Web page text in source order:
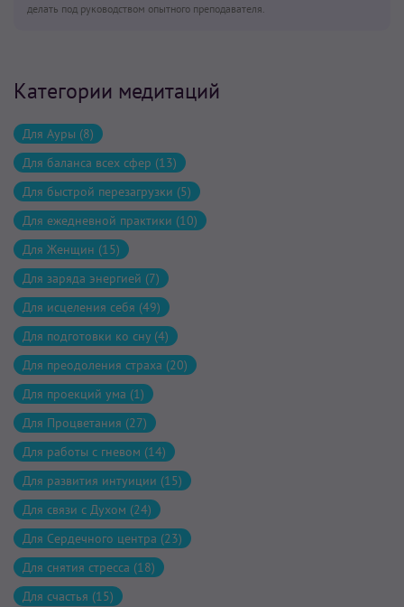
делать под руководством опытного преподавателя.
Категории медитаций
Для Ауры (8)
Для баланса всех сфер (13)
Для быстрой перезагрузки (5)
Для ежедневной практики (10)
Для Женщин (15)
Для заряда энергией (7)
Для исцеления себя (49)
Для подготовки ко сну (4)
Для преодоления страха (20)
Для проекций ума (1)
Для Процветания (27)
Для работы с гневом (14)
Для развития интуиции (15)
Для связи с Духом (24)
Для Сердечного центра (23)
Для снятия стресса (18)
Для счастья (15)